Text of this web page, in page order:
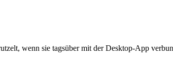
wenn sie tagsüber mit der Desktop-App